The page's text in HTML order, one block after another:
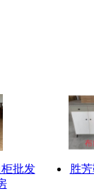
批发
胜